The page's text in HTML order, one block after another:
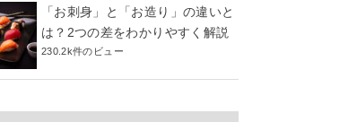
「お刺身」と「お造り」の違いと
は？2つの差をわかりやすく解説
230.2k件のビュー